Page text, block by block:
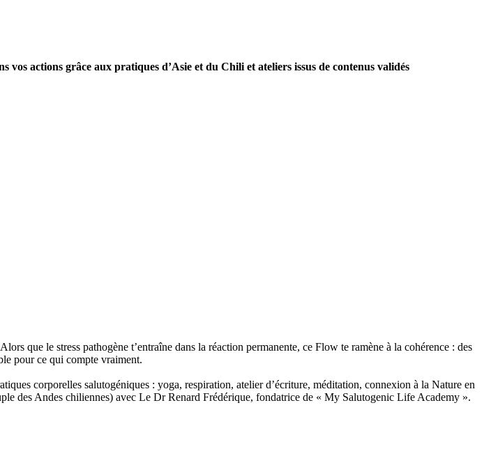
actions grâce aux pratiques d’Asie et du Chili et ateliers issus de contenus validés
que le stress pathogène t’entraîne dans la réaction permanente, ce Flow te ramène à la cohérence : des
pour ce qui compte vraiment.
corporelles salutogéniques : yoga, respiration, atelier d’écriture, méditation, connexion à la Nature en
des Andes chiliennes) avec Le Dr Renard Frédérique, fondatrice de « My Salutogenic Life Academy ».